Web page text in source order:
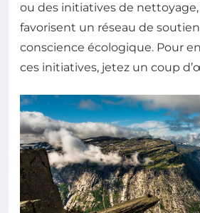
ou des initiatives de
favorisent un réseau de
conscience écologique. Pour
ces initiatives, jetez un coup